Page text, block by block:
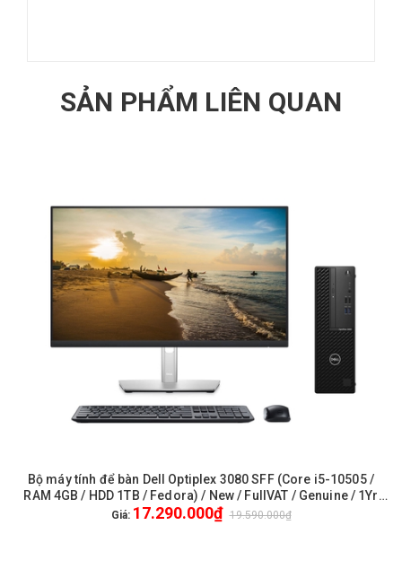
SẢN PHẨM LIÊN QUAN
Bộ máy tính để bàn Dell Optiplex 3080 SFF (Core i5-10505 /
RAM 4GB / HDD 1TB / Fedora) / New / FullVAT / Genuine / 1Yr
Pro + Màn hình Dell 24 P-Series 24 inch FullHD (3080SFF-
10505-4G1TB)
Giá: 17.290.000₫ 19.590.000₫